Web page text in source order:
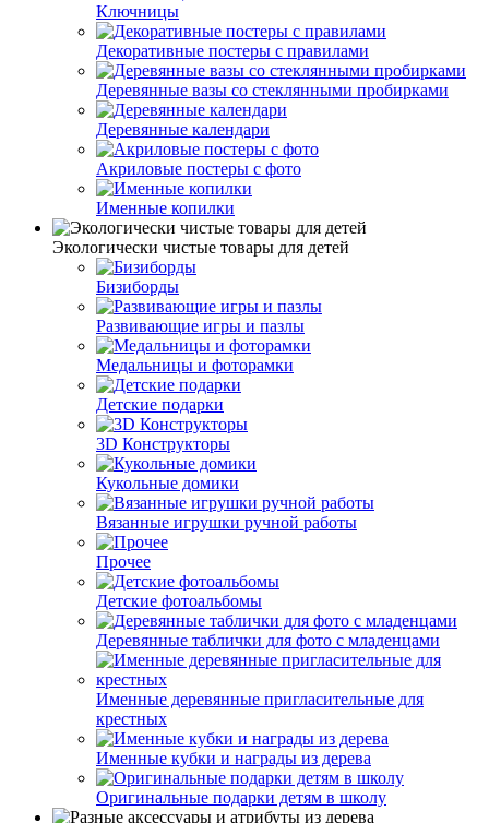
Ключницы
Декоративные постеры с правилами
Деревянные вазы со стеклянными пробирками
Деревянные календари
Акриловые постеры с фото
Именные копилки
Экологически чистые товары для детей
Бизиборды
Развивающие игры и пазлы
Медальницы и фоторамки
Детские подарки
3D Конструкторы
Кукольные домики
Вязанные игрушки ручной работы
Прочее
Детские фотоальбомы
Деревянные таблички для фото с младенцами
Именные деревянные пригласительные для
крестных
Именные кубки и награды из дерева
Оригинальные подарки детям в школу